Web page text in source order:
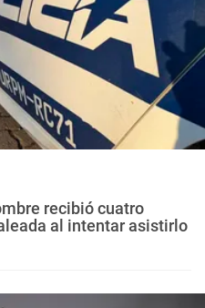
recibió cuatro
al intentar asistirlo